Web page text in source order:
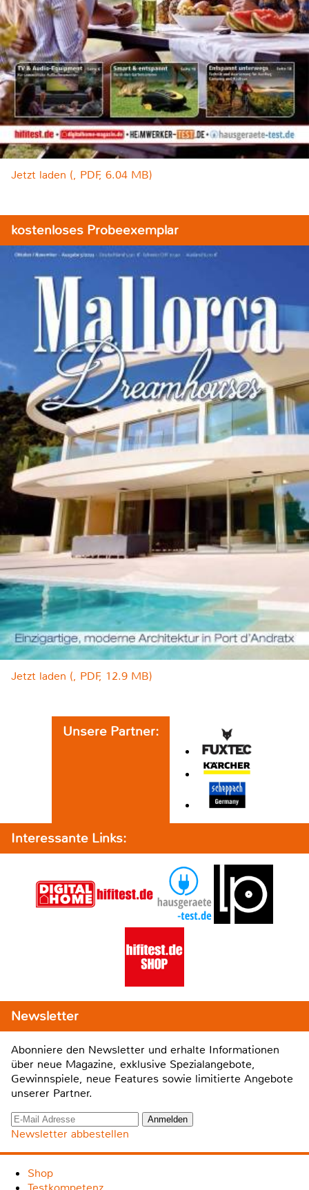
Jetzt laden (, PDF, 6.04 MB)
kostenloses Probeexemplar
Jetzt laden (, PDF, 12.9 MB)
Unsere Partner:
Interessante Links:
Newsletter
Abonniere den Newsletter und erhalte Informationen
über neue Magazine, exklusive Spezialangebote,
Gewinnspiele, neue Features sowie limitierte Angebote
unserer Partner.
Newsletter abbestellen
Shop